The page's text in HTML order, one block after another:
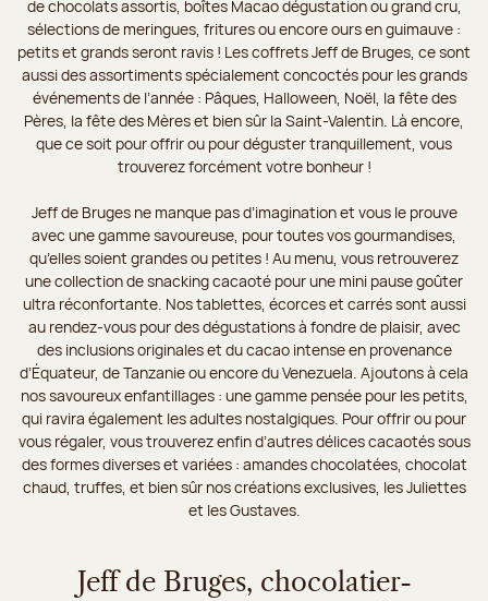
de chocolats assortis, boîtes Macao dégustation ou grand cru,
sélections de meringues, fritures ou encore ours en guimauve :
petits et grands seront ravis ! Les coffrets Jeff de Bruges, ce sont
aussi des assortiments spécialement concoctés pour les grands
événements de l’année : Pâques, Halloween, Noël, la fête des
Pères, la fête des Mères et bien sûr la Saint-Valentin. Là encore,
que ce soit pour offrir ou pour déguster tranquillement, vous
trouverez forcément votre bonheur !
Jeff de Bruges ne manque pas d’imagination et vous le prouve
avec une gamme savoureuse, pour toutes vos gourmandises,
qu’elles soient grandes ou petites ! Au menu, vous retrouverez
une collection de snacking cacaoté pour une mini pause goûter
ultra réconfortante. Nos tablettes, écorces et carrés sont aussi
au rendez-vous pour des dégustations à fondre de plaisir, avec
des inclusions originales et du cacao intense en provenance
d’Équateur, de Tanzanie ou encore du Venezuela. Ajoutons à cela
nos savoureux enfantillages : une gamme pensée pour les petits,
qui ravira également les adultes nostalgiques. Pour offrir ou pour
vous régaler, vous trouverez enfin d’autres délices cacaotés sous
des formes diverses et variées : amandes chocolatées, chocolat
chaud, truffes, et bien sûr nos créations exclusives, les Juliettes
et les Gustaves.
Jeff de Bruges, chocolatier-